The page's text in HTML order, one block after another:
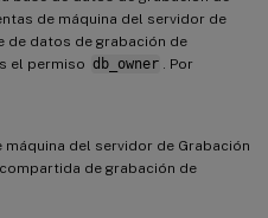
de máquina del servidor de
de datos de grabación de
el permiso db_owner
. Por